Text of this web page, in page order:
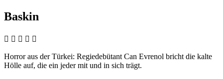
Baskin
    
Horror aus der Türkei: Regiedebütant Can Evrenol bricht die kalte
Hölle auf, die ein jeder mit und in sich trägt.